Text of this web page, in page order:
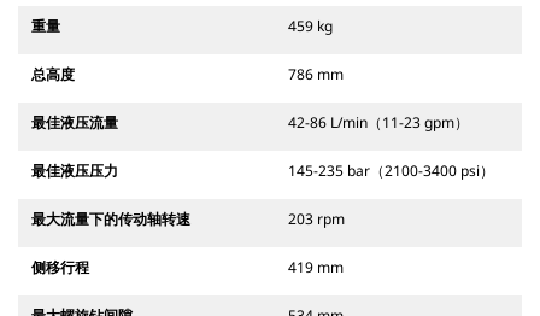
重量 459 kg
总高度 786 mm
最佳液压流量 42-86 L/min（11-23 gpm）
最佳液压压力 145-235 bar（2100-3400 psi）
最大流量下的传动轴转速 203 rpm
侧移行程 419 mm